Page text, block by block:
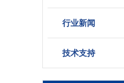
行业新闻
技术支持